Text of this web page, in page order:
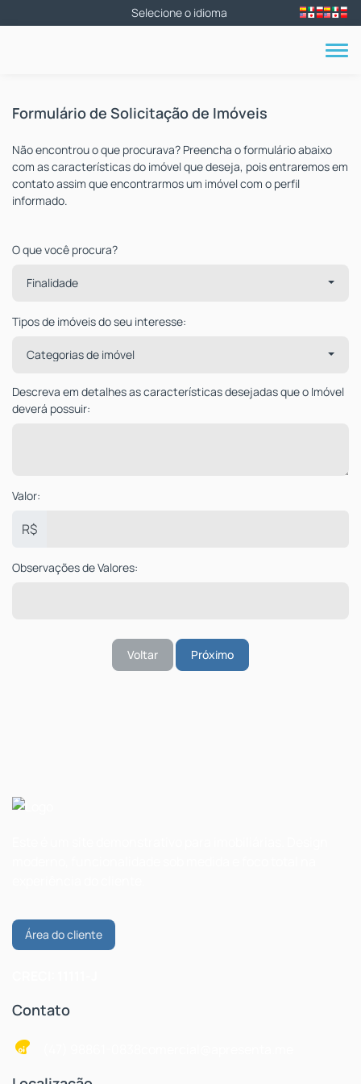
Formulário de Solicitação de Imóveis
Não encontrou o que procurava? Preencha o formulário abaixo
com as características do imóvel que deseja, pois entraremos em
contato assim que encontrarmos um imóvel com o perfil
informado.
O que você procura?
Finalidade
Tipos de imóveis do seu interesse:
Categorias de imóvel
Descreva em detalhes as características desejadas que o Imóvel
deverá possuir:
Valor:
R$
Observações de Valores:
Voltar Próximo
Área do cliente
Contato